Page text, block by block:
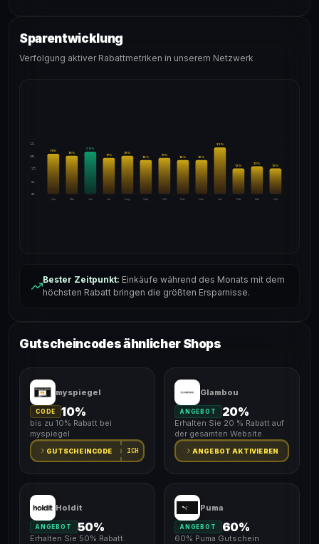
Sparentwicklung
Verfolgung aktiver Rabattmetriken in unserem Netzwerk
24%
18%
12%
6%
0%
Apr
19%
Mai
18%
Jun
20%
Jul
17%
Aug
18%
Sep
16%
Okt
17%
Nov
16%
Dez
16%
Jan
22%
Feb
12%
Mär
13%
Apr
12%
Bester Zeitpunkt: Einkäufe während des Monats mit dem
höchsten Rabatt bringen die größten Ersparnisse.
Gutscheincodes ähnlicher Shops
myspiegel
CODE 10%
bis zu 10% Rabatt bei
myspiegel
GUTSCHEINCODE ICH
Glambou
ANGEBOT 20%
Erhalten Sie 20 % Rabatt auf
der gesamten Website.
ANGEBOT AKTIVIEREN
Holdit
ANGEBOT 50%
Erhalten Sie 50% Rabatt.
Puma
ANGEBOT 60%
60% Puma Gutschein